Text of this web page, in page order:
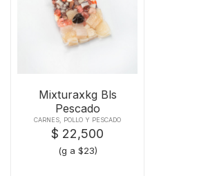
Mixturaxkg Bls
Pescado
CARNES, POLLO Y PESCADO
$ 22,500
(g a $23)